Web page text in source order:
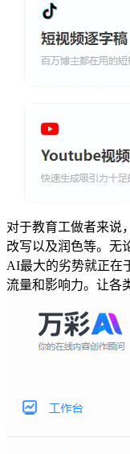
对于教育工做者来说
改写以及润色等。无
AI最大的劣势就正在
流量和影响力。让各